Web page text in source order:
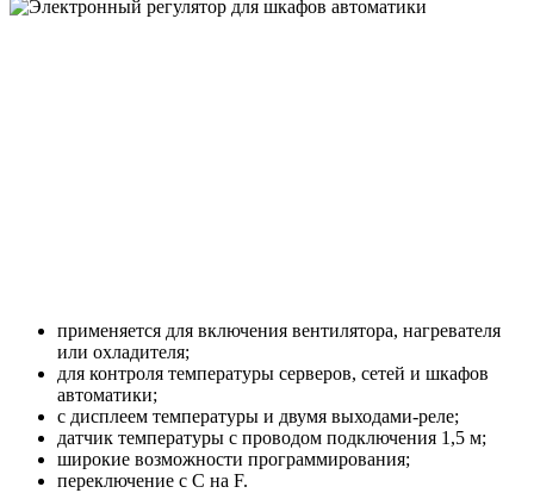
применяется для включения вентилятора, нагревателя
или охладителя;
для контроля температуры серверов, сетей и шкафов
автоматики;
с дисплеем температуры и двумя выходами-реле;
датчик температуры с проводом подключения 1,5 м;
широкие возможности программирования;
переключение с C на F.